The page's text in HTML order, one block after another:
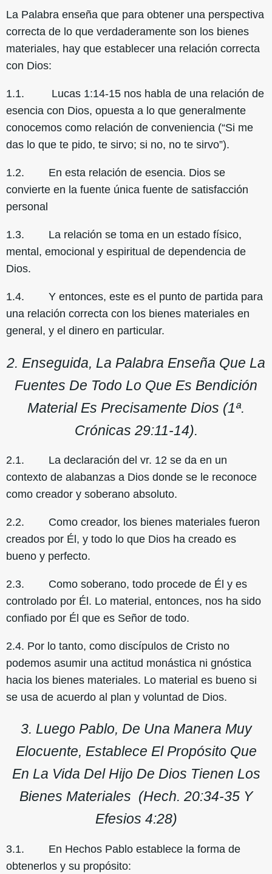
La Palabra enseña que para obtener una perspectiva
correcta de lo que verdaderamente son los bienes
materiales, hay que establecer una relación correcta
con Dios:
1.1. Lucas 1:14-15 nos habla de una relación de
esencia con Dios, opuesta a lo que generalmente
conocemos como relación de conveniencia (“Si me
das lo que te pido, te sirvo; si no, no te sirvo”).
1.2. En esta relación de esencia. Dios se
convierte en la fuente única fuente de satisfacción
personal
1.3. La relación se toma en un estado físico,
mental, emocional y espiritual de dependencia de
Dios.
1.4. Y entonces, este es el punto de partida para
una relación correcta con los bienes materiales en
general, y el dinero en particular.
2. Enseguida, La Palabra Enseña Que La
Fuentes De Todo Lo Que Es Bendición
Material Es Precisamente Dios (1ª.
Crónicas 29:11-14).
2.1. La declaración del vr. 12 se da en un
contexto de alabanzas a Dios donde se le reconoce
como creador y soberano absoluto.
2.2. Como creador, los bienes materiales fueron
creados por Él, y todo lo que Dios ha creado es
bueno y perfecto.
2.3. Como soberano, todo procede de Él y es
controlado por Él. Lo material, entonces, nos ha sido
confiado por Él que es Señor de todo.
2.4. Por lo tanto, como discípulos de Cristo no
podemos asumir una actitud monástica ni gnóstica
hacia los bienes materiales. Lo material es bueno si
se usa de acuerdo al plan y voluntad de Dios.
3. Luego Pablo, De Una Manera Muy
Elocuente, Establece El Propósito Que
En La Vida Del Hijo De Dios Tienen Los
Bienes Materiales (Hech. 20:34-35 Y
Efesios 4:28)
3.1. En Hechos Pablo establece la forma de
obtenerlos y su propósito: